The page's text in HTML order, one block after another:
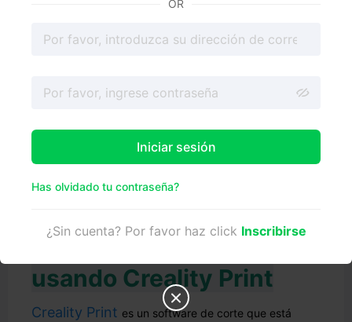
Ultimaker Cura, Blender y Meshmixer.
dividir un modelo 3D
usando Creality Print
Creality Print es un software de corte que está

OR
Iniciar sesión
Has olvidado tu contraseña?
¿Sin cuenta? Por favor haz click Inscribirse